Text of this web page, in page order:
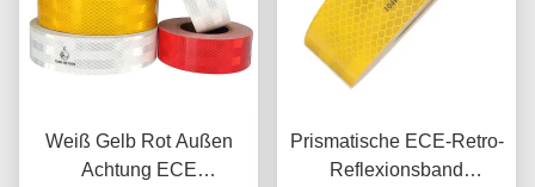
Weiß Gelb Rot Außen
Achtung ECE
Prismatische ECE-Retro-
Reflexionsband